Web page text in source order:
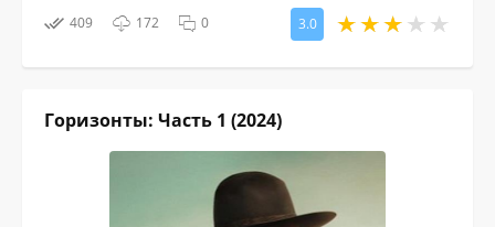
409 172 0 3.0
Горизонты: Часть 1 (2024)